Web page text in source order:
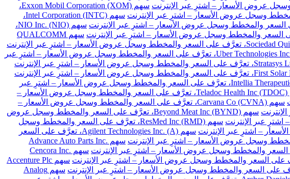
سهم Exxon Mobil Corporation (XOM)،
سهم Intel Corporation (INTC)،
سهم NIO Inc. (NIO)،
سهم QUALCOMM
سهم Uber Technologies Inc. (UBER)، تعرَّف على السعر والمخطط وسجل عروض الأسعار – اشترِ عبر
سهم Intellia Therapeutics Inc (NTLA)، تعرَّف على السعر والمخطط وسجل عروض الأسعار – اشترِ عبر
سهم Teladoc Health Inc (TDOC)، تعرَّف على السعر والمخطط وسجل عروض الأسعار –
سهم Carvana Co (CVNA)، تعرَّف على السعر والمخطط وسجل عروض الأسعار –
سهم Beyond Meat Inc (BYND)، تعرَّف على السعر والمخطط وسجل عروض
سهم ResMed Inc (RMD)، تعرَّف على السعر والمخطط وسجل
سهم Agilent Technologies Inc. (A)، تعرَّف على السعر
سهم Advance Auto Parts Inc.
سهم Cencora Inc.
سهم Accenture Plc
سهم Analog